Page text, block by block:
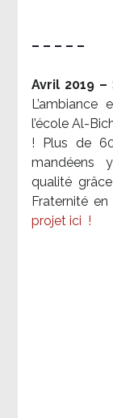
– – – – –
Avril 2019 –
l’école Al-
! Plus de
mandéens
qualité
Fraternité
projet ici !